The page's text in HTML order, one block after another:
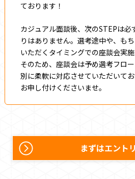
ております！
カジュアル面談後、次のSTEPは必
りはありません。選考途中や、も
いただくタイミングでの座談会実施
そのため、座談会は予め選考フロ
別に柔軟に対応させていただいて
お申し付けくださいませ。
まずはエント